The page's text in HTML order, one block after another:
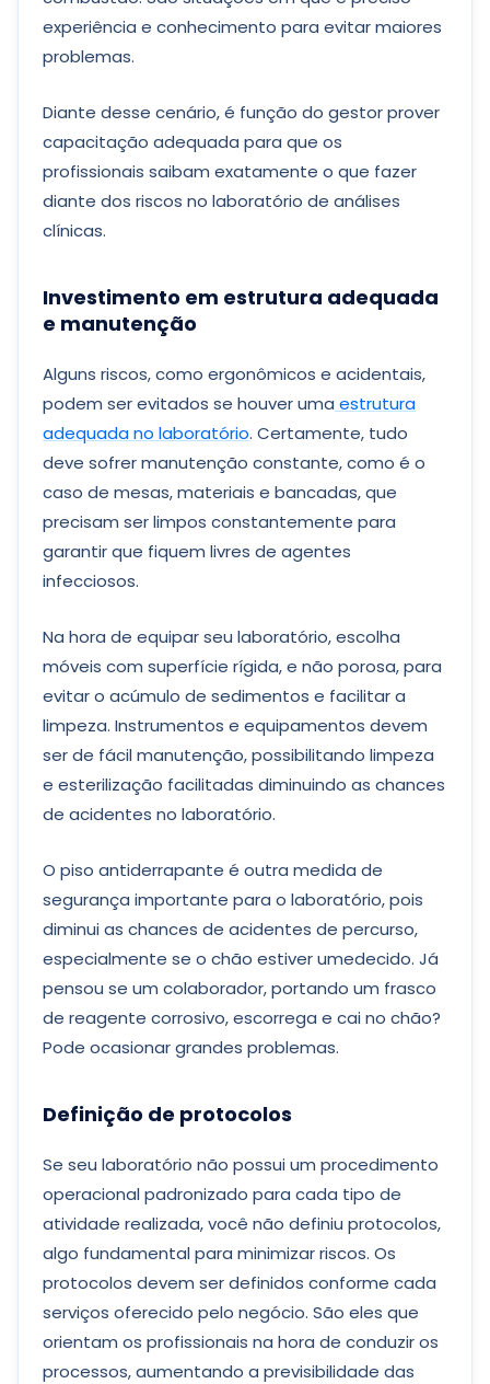
experiência e conhecimento para evitar maiores
problemas.
Diante desse cenário, é função do gestor prover
capacitação adequada para que os
profissionais saibam exatamente o que fazer
diante dos riscos no laboratório de análises
clínicas.
Investimento em estrutura adequada
e manutenção
Alguns riscos, como ergonômicos e acidentais,
podem ser evitados se houver uma estrutura
adequada no laboratório. Certamente, tudo
deve sofrer manutenção constante, como é o
caso de mesas, materiais e bancadas, que
precisam ser limpos constantemente para
garantir que fiquem livres de agentes
infecciosos.
Na hora de equipar seu laboratório, escolha
móveis com superfície rígida, e não porosa, para
evitar o acúmulo de sedimentos e facilitar a
limpeza. Instrumentos e equipamentos devem
ser de fácil manutenção, possibilitando limpeza
e esterilização facilitadas diminuindo as chances
de acidentes no laboratório.
O piso antiderrapante é outra medida de
segurança importante para o laboratório, pois
diminui as chances de acidentes de percurso,
especialmente se o chão estiver umedecido. Já
pensou se um colaborador, portando um frasco
de reagente corrosivo, escorrega e cai no chão?
Pode ocasionar grandes problemas.
Definição de protocolos
Se seu laboratório não possui um procedimento
operacional padronizado para cada tipo de
atividade realizada, você não definiu protocolos,
algo fundamental para minimizar riscos. Os
protocolos devem ser definidos conforme cada
serviços oferecido pelo negócio. São eles que
orientam os profissionais na hora de conduzir os
processos, aumentando a previsibilidade das